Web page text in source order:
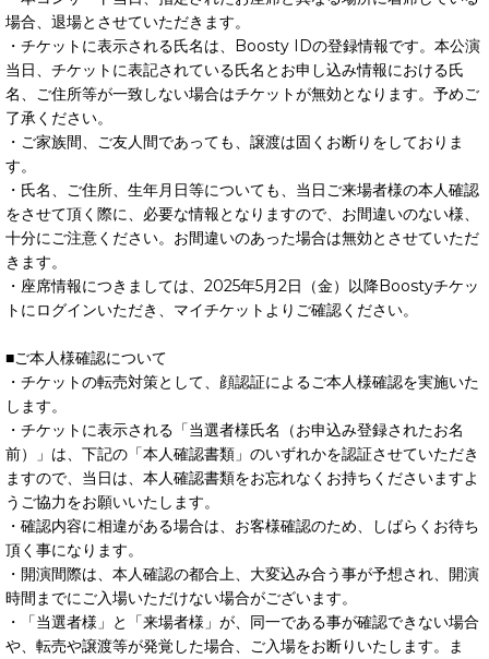
場合、退場とさせていただきます。
・チケットに表示される氏名は、Boosty IDの登録情報です。本公演
当日、チケットに表記されている氏名とお申し込み情報における氏
名、ご住所等が一致しない場合はチケットが無効となります。予めご
了承ください。
・ご家族間、ご友人間であっても、譲渡は固くお断りをしておりま
す。
・氏名、ご住所、生年月日等についても、当日ご来場者様の本人確認
をさせて頂く際に、必要な情報となりますので、お間違いのない様、
十分にご注意ください。お間違いのあった場合は無効とさせていただ
きます。
・座席情報につきましては、2025年5月2日（金）以降Boostyチケッ
トにログインいただき、マイチケットよりご確認ください。
■ご本人様確認について
・チケットの転売対策として、顔認証によるご本人様確認を実施いた
します。
・チケットに表示される「当選者様氏名（お申込み登録されたお名
前）」は、下記の「本人確認書類」のいずれかを認証させていただき
ますので、当日は、本人確認書類をお忘れなくお持ちくださいますよ
うご協力をお願いいたします。
・確認内容に相違がある場合は、お客様確認のため、しばらくお待ち
頂く事になります。
・開演間際は、本人確認の都合上、大変込み合う事が予想され、開演
時間までにご入場いただけない場合がございます。
・「当選者様」と「来場者様」が、同一である事が確認できない場合
や、転売や譲渡等が発覚した場合、ご入場をお断りいたします。ま